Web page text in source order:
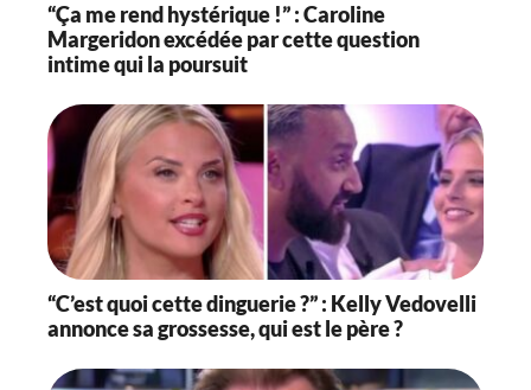
“Ça me rend hystérique !” : Caroline
Margeridon excédée par cette question
intime qui la poursuit
“C’est quoi cette dinguerie ?” : Kelly Vedovelli
annonce sa grossesse, qui est le père ?